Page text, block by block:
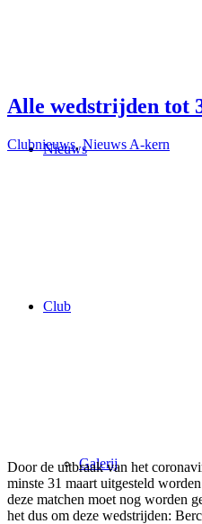
Nieuws
Club
Galerij
Alle wedstrijden tot
Clubnieuws,Nieuws A-kern
Door de uitbraak van het
minste 31 maart uitgesteld
deze matchen moet nog worden
het dus om deze wedstrijden: